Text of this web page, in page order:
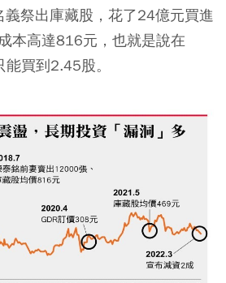
祭出庫藏股，花了24億元買進
本高達816元，也就是說在
買到2.45股。